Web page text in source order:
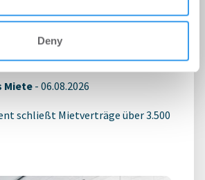
Deny
verlängern und
im Stuttgarter
STEP
Miete - 06.08.2026
schließt Mietverträge über 3.500